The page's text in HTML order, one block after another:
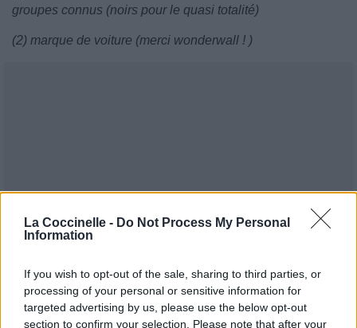
La Coccinelle - Do Not Process My Personal
Information
If you wish to opt-out of the sale, sharing to third parties, or
processing of your personal or sensitive information for
targeted advertising by us, please use the below opt-out
section to confirm your selection. Please note that after your
groupes connus (noirs pour le quasi totalité)
(2) marque de voiture (merci wonderwall ! )